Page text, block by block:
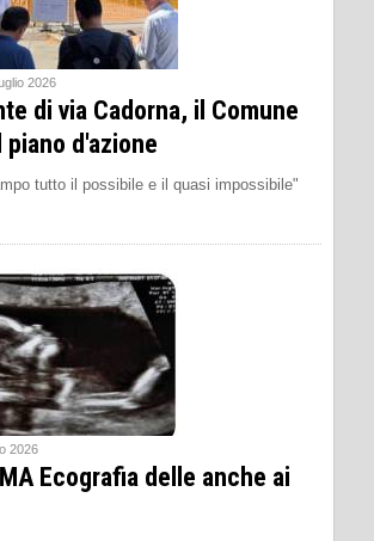
2026
di via Cadorna, il Comune
d'azione
tutto il possibile e il quasi impossibile"
2026
Ecografia delle anche ai